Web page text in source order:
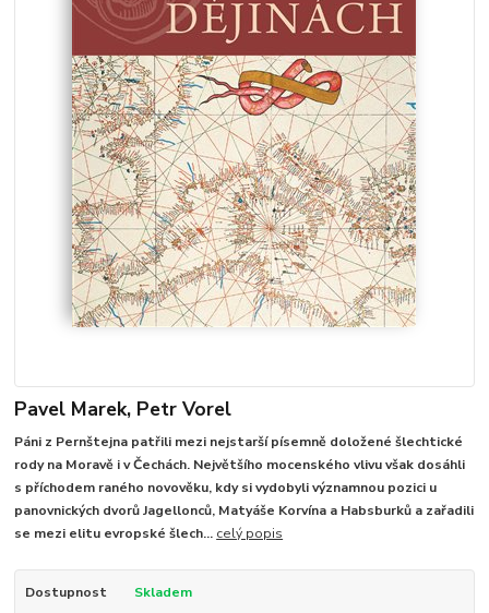
Pavel Marek, Petr Vorel
Páni z Pernštejna patřili mezi nejstarší písemně doložené šlechtické
rody na Moravě i v Čechách. Největšího mocenského vlivu však dosáhli
s příchodem raného novověku, kdy si vydobyli významnou pozici u
panovnických dvorů Jagellonců, Matyáše Korvína a Habsburků a zařadili
se mezi elitu evropské šlech... celý popis
Dostupnost Skladem